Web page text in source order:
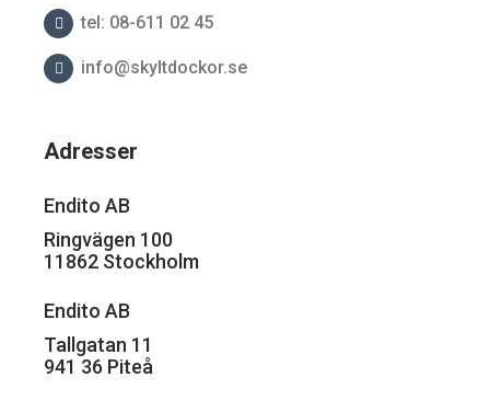
tel: 08-611 02 45
info@skyltdockor.se
Adresser
Endito AB
Ringvägen 100
11862 Stockholm
Endito AB
Tallgatan 11
941 36 Piteå